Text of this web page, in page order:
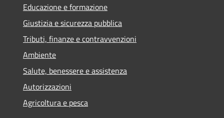
Educazione e formazione
Giustizia e sicurezza pubblica
Tributi, finanze e contravvenzioni
Ambiente
Salute, benessere e assistenza
Autorizzazioni
Agricoltura e pesca